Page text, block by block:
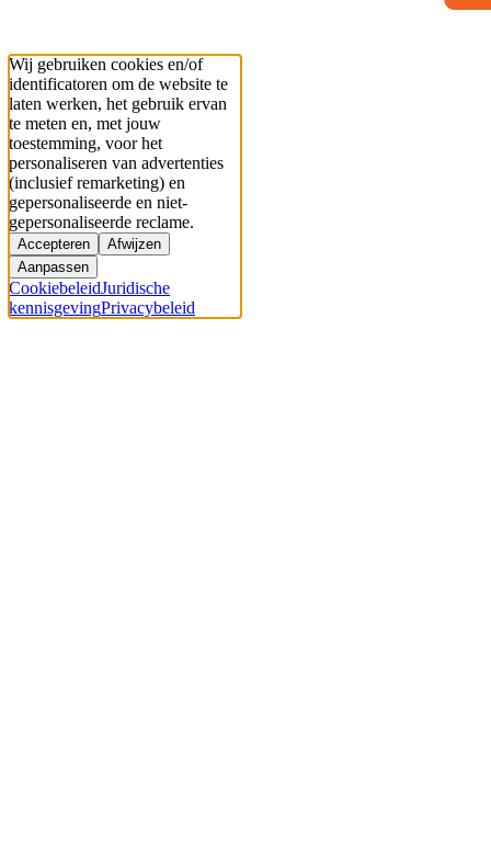
Wij gebruiken cookies en/of
identificatoren om de website te
laten werken, het gebruik ervan
te meten en, met jouw
toestemming, voor het
personaliseren van advertenties
(inclusief remarketing) en
gepersonaliseerde en niet-
gepersonaliseerde reclame.
Accepteren
Afwijzen
Aanpassen
CookiebeleidJuridische
kennisgevingPrivacybeleid